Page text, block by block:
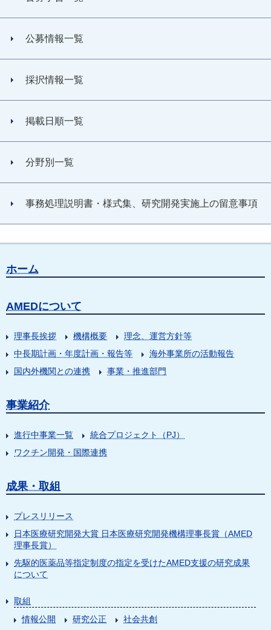
公募情報一覧
採択情報一覧
掲載日順一覧
分野別一覧
事務処理説明書・様式集、研究開発実施上の留意事項
ホーム
AMEDについて
理事長挨拶 機構概要
理念、運営方針等
中長期計画・年度計画・報告等
海外事業所の活動報告
国内外機関との連携
事業・推進部門
事業紹介
進行中事業一覧
統合プロジェクト（PJ）
ワクチン開発・国際連携
成果・取組
プレスリリース
日本医療研究開発大賞 日本医療研究開発機構理事長賞（AMED
理事長賞）
先駆的医薬品等指定制度の指定を受けたAMED支援の研究成果
について
取組
情報公開
研究公正
社会共創